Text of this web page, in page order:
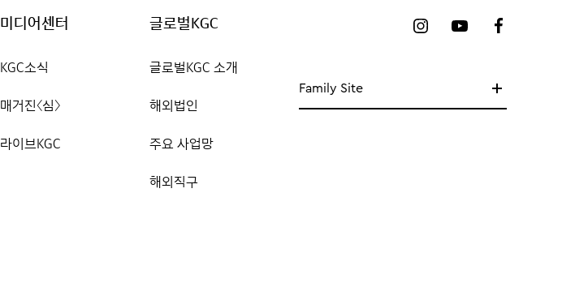
미디어센터
KGC소식
매거진〈심〉
라이브KGC
글로벌KGC
글로벌KGC 소개
해외법인
주요 사업망
해외직구
Family Site